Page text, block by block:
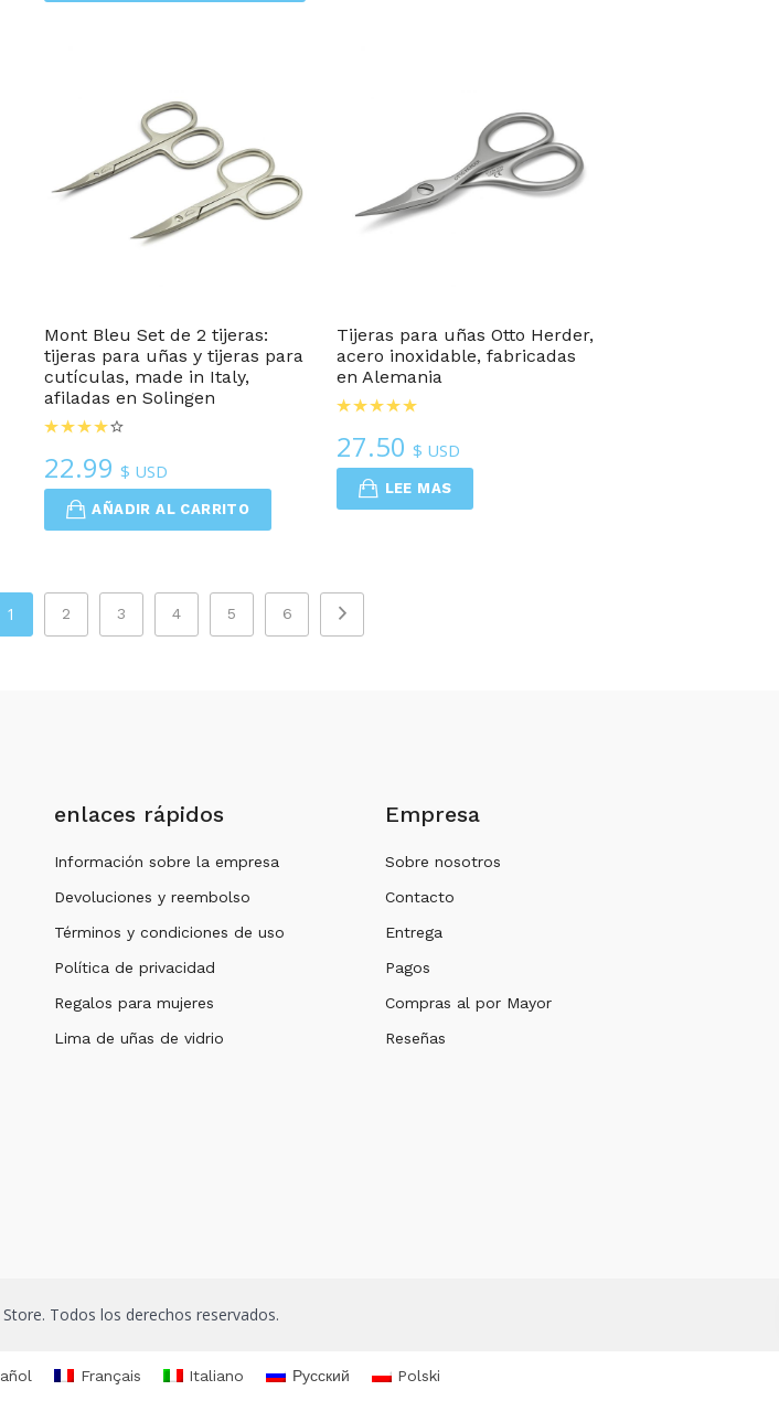
Mont Bleu Set de 2 tijeras:
tijeras para uñas y tijeras para
cutículas, made in Italy,
afiladas en Solingen
22.99$ USD
AÑADIR AL CARRITO
Tijeras para uñas Otto Herder,
acero inoxidable, fabricadas
en Alemania
27.50$ USD
LEE MAS
1 2 3 4 5 6
enlaces rápidos
Información sobre la empresa
Devoluciones y reembolso
Términos y condiciones de uso
Política de privacidad
Regalos para mujeres
Lima de uñas de vidrio
Empresa
Sobre nosotros
Contacto
Entrega
Pagos
Compras al por Mayor
Reseñas
Todos los derechos reservados.
Français Italiano Русский Polski